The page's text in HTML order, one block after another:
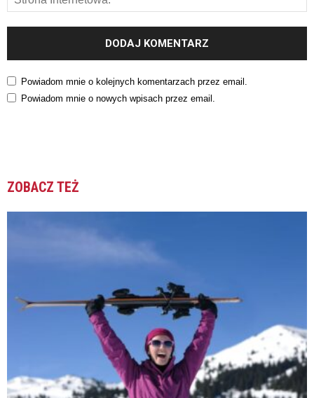
Powiadom mnie o kolejnych komentarzach przez email.
Powiadom mnie o nowych wpisach przez email.
ZOBACZ TEŻ